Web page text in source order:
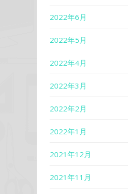
2022年6月
2022年5月
2022年4月
2022年3月
2022年2月
2022年1月
2021年12月
2021年11月